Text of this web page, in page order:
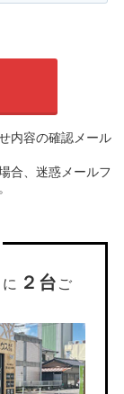
内容の確認メール
合、迷惑メールフ
２台 ご